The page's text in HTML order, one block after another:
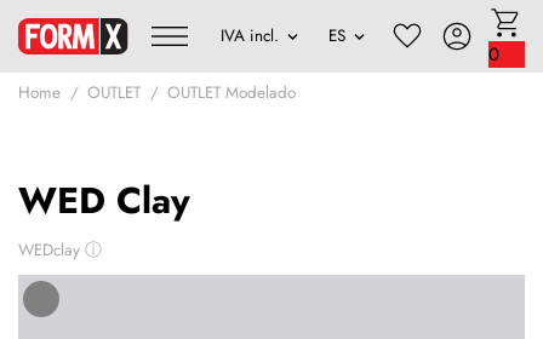
0
Home OUTLET OUTLET Modelado
WED Clay
WEDclay ⓘ